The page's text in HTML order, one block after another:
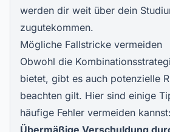
werden dir weit über dein
zugutekommen.
Mögliche Fallstricke vermeiden
Obwohl die
bietet, gibt es auch potenzielle
beachten gilt. Hier sind einige
häufige Fehler vermeiden kannst:
Übermäßige Verschuldung